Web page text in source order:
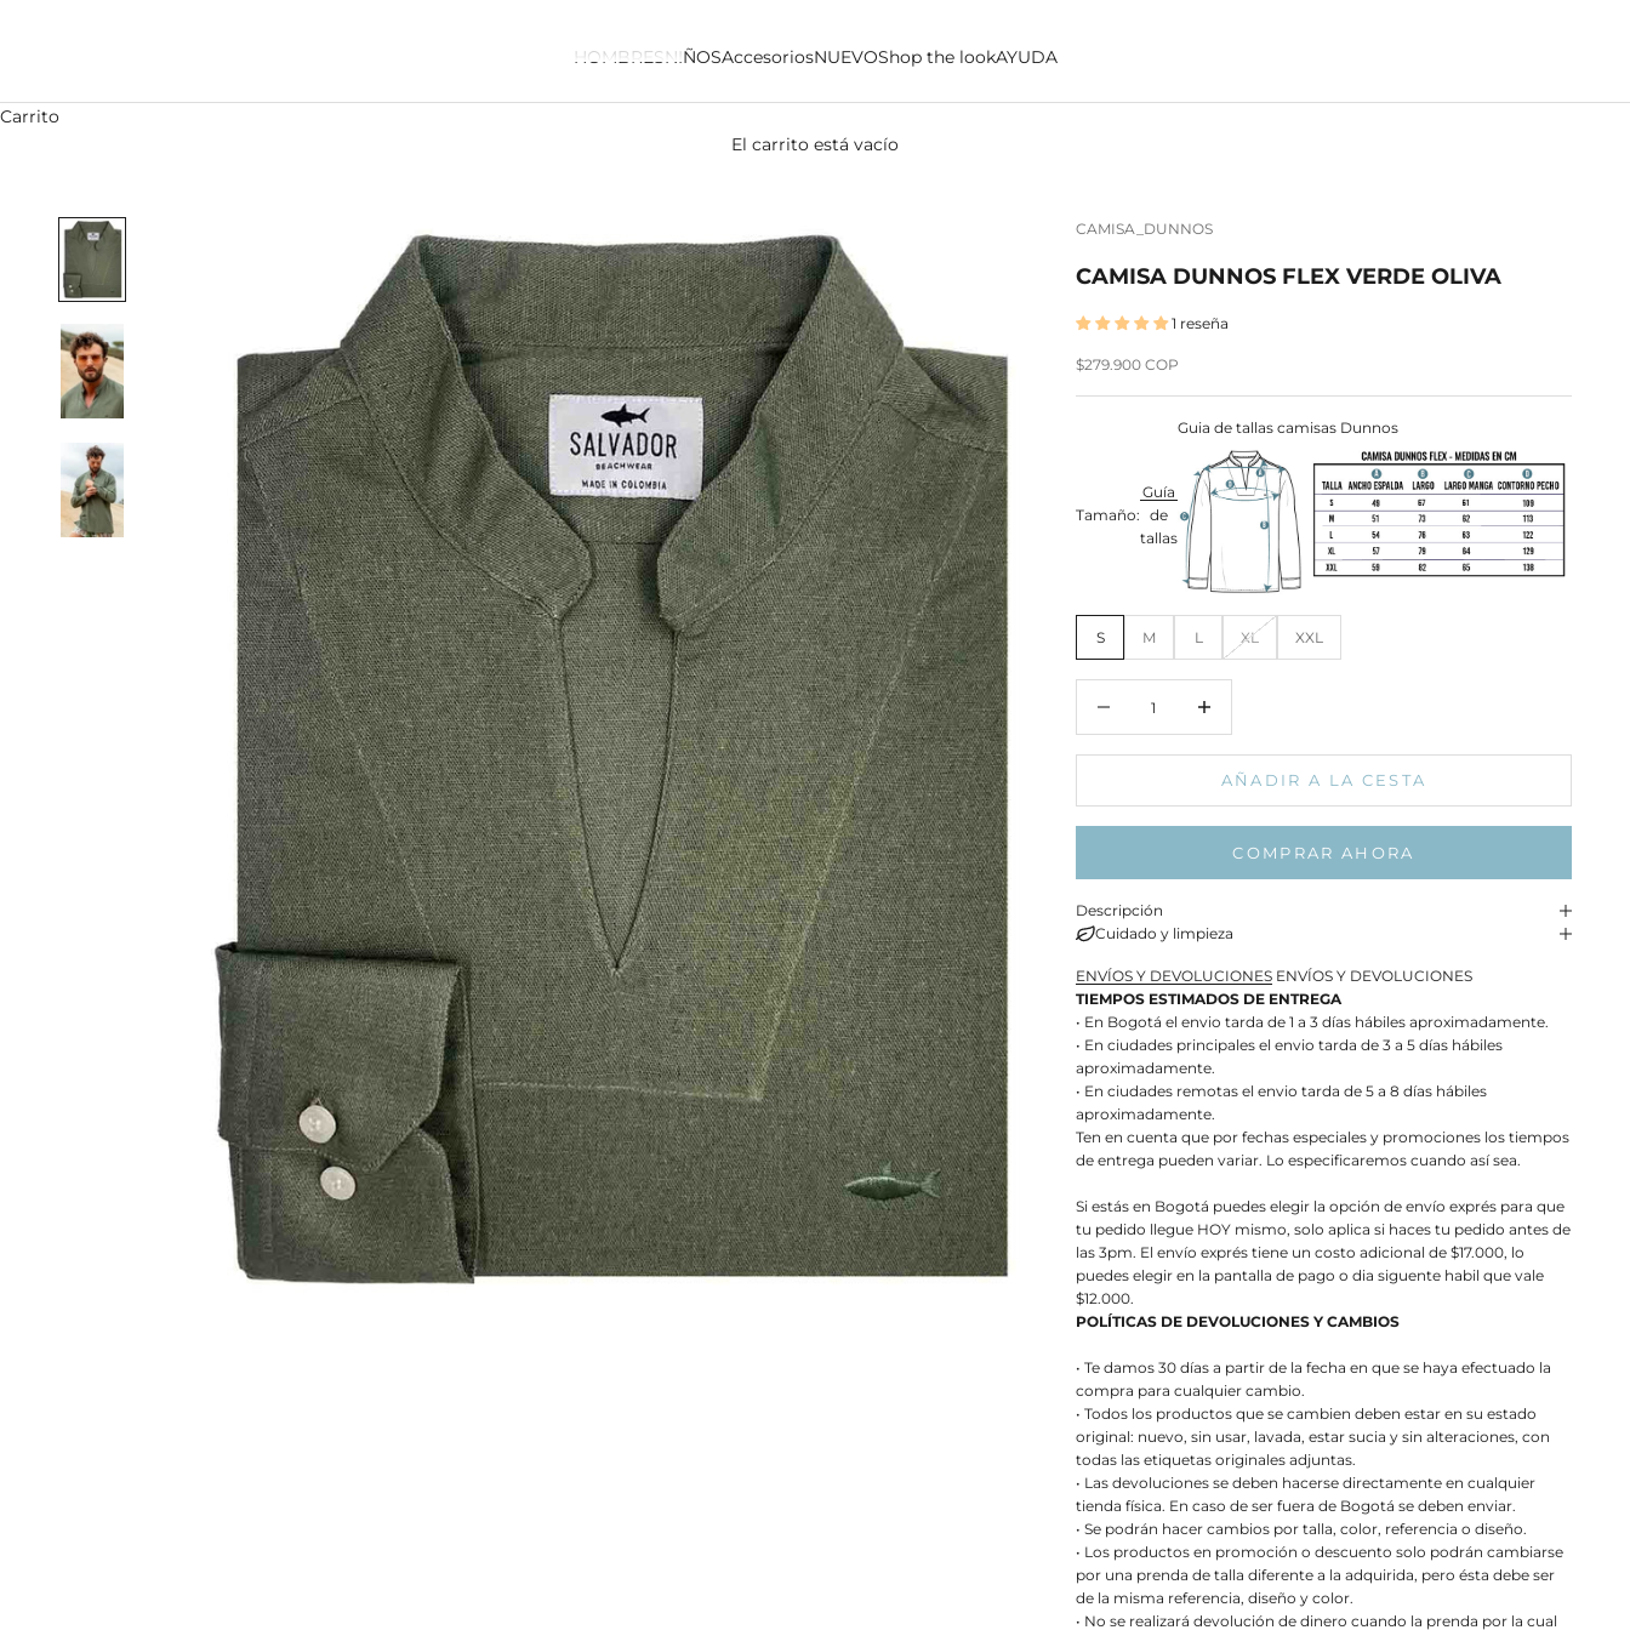
HOMBRESNIÑOSAccesoriosNUEVOShop the lookAYUDA
Carrito
El carrito está vacío
CAMISA_DUNNOS
CAMISA DUNNOS FLEX VERDE OLIVA
1 reseña
Precio de oferta
$279.900 COP
Tamaño:
Guía
de
tallas
Guia de tallas camisas Dunnos
S M L XL XXL
AÑADIR A LA CESTA
COMPRAR AHORA
Descripción
Cuidado y limpieza
ENVÍOS Y DEVOLUCIONES ENVÍOS Y DEVOLUCIONES
TIEMPOS ESTIMADOS DE ENTREGA
• En Bogotá el envio tarda de 1 a 3 días hábiles aproximadamente.
• En ciudades principales el envio tarda de 3 a 5 días hábiles
aproximadamente.
• En ciudades remotas el envio tarda de 5 a 8 días hábiles
aproximadamente.
Ten en cuenta que por fechas especiales y promociones los tiempos
de entrega pueden variar. Lo especificaremos cuando así sea.
Si estás en Bogotá puedes elegir la opción de envío exprés para que
tu pedido llegue HOY mismo, solo aplica si haces tu pedido antes de
las 3pm. El envío exprés tiene un costo adicional de $17.000, lo
puedes elegir en la pantalla de pago o dia siguente habil que vale
$12.000.
POLÍTICAS DE DEVOLUCIONES Y CAMBIOS
• Te damos 30 días a partir de la fecha en que se haya efectuado la
compra para cualquier cambio.
• Todos los productos que se cambien deben estar en su estado
original: nuevo, sin usar, lavada, estar sucia y sin alteraciones, con
todas las etiquetas originales adjuntas.
• Las devoluciones se deben hacerse directamente en cualquier
tienda física. En caso de ser fuera de Bogotá se deben enviar.
• Se podrán hacer cambios por talla, color, referencia o diseño.
• Los productos en promoción o descuento solo podrán cambiarse
por una prenda de talla diferente a la adquirida, pero ésta debe ser
de la misma referencia, diseño y color.
• No se realizará devolución de dinero cuando la prenda por la cual